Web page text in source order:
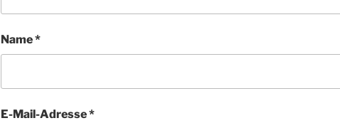
Name*
E-Mail-Adresse*